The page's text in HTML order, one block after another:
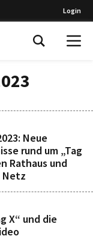
Login
Neue
rund um „Tag
Rathaus und
Netz
X“ und die